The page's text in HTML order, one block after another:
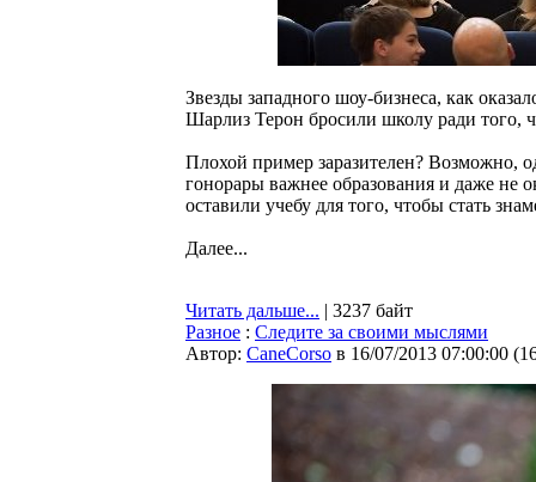
Звезды западного шоу-бизнеса, как
Шарлиз Терон бросили школу ради того,
Плохой пример заразителен? Возможно,
гонорары важнее образования и даже не
оставили учебу для того, чтобы стать
Далее...
Читать дальше... | 3237 байт
Разное : Следите за своими мыслями
Автор: CaneCorso в 16/07/2013 07:00:00 (